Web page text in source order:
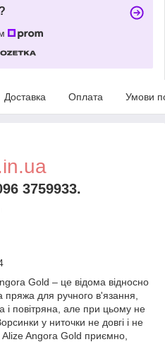
Доставка Оплата Умови
3759933.
Gold – це відома відносно
пряжа для ручного в'язання,
і повітряна, але при цьому не
у ниточки не довгі і не
Alize Angora Gold приємно,